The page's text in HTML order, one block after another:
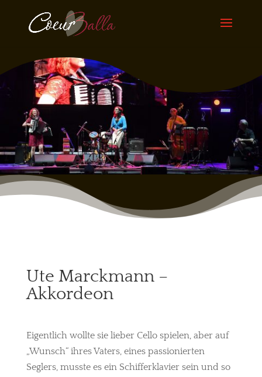
Ute Marckmann –
Akkordeon
Eigentlich wollte sie lieber Cello spielen, aber auf
„Wunsch“ ihres Vaters, eines passionierten
Seglers, musste es ein Schifferklavier sein und so